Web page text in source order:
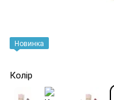
Новинка
Колір